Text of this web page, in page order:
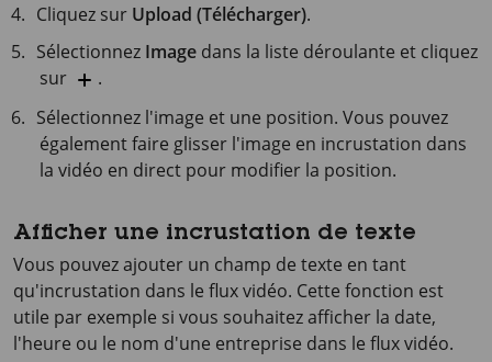
Cliquez sur Upload (Télécharger).
Sélectionnez Image dans la liste déroulante et cliquez
sur
.
Sélectionnez l'image et une position. Vous pouvez
également faire glisser l'image en incrustation dans
la vidéo en direct pour modifier la position.
Afficher une incrustation de texte
Vous pouvez ajouter un champ de texte en tant
qu'incrustation dans le flux vidéo. Cette fonction est
utile par exemple si vous souhaitez afficher la date,
l'heure ou le nom d'une entreprise dans le flux vidéo.